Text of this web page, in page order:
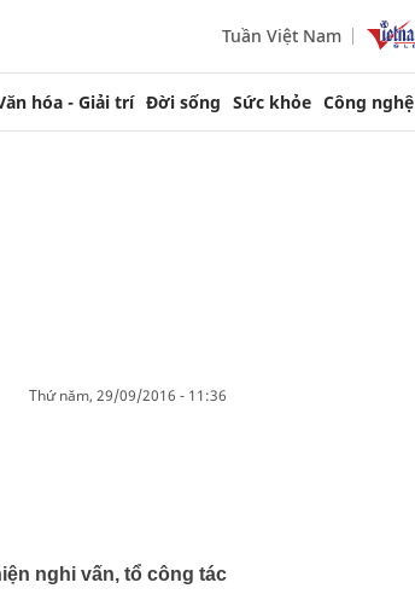
Tuần Việt Nam
hóa - Giải trí Đời sống Sức khỏe Công nghệ
thứ năm, 29/09/2016 - 11:36
nghi vấn, tổ công tác